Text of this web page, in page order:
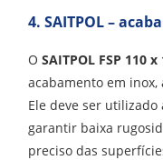
4. SAITPOL –
OSAITPOL FSP 110 x
acabamento em
Ele deve ser
garantir baixa
preciso das